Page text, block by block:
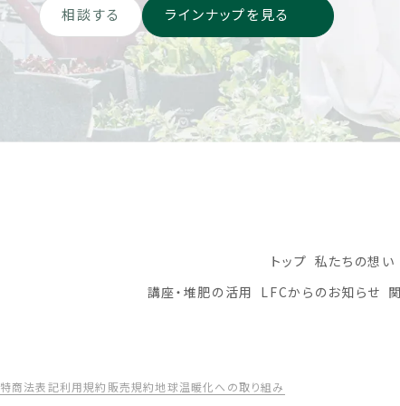
相談する ラインナップを見る
トップ 私たちの想い
講座・堆肥の活用 LFCからのお知らせ
特商法表記利用規約 販売規約地球温暖化への取り組み